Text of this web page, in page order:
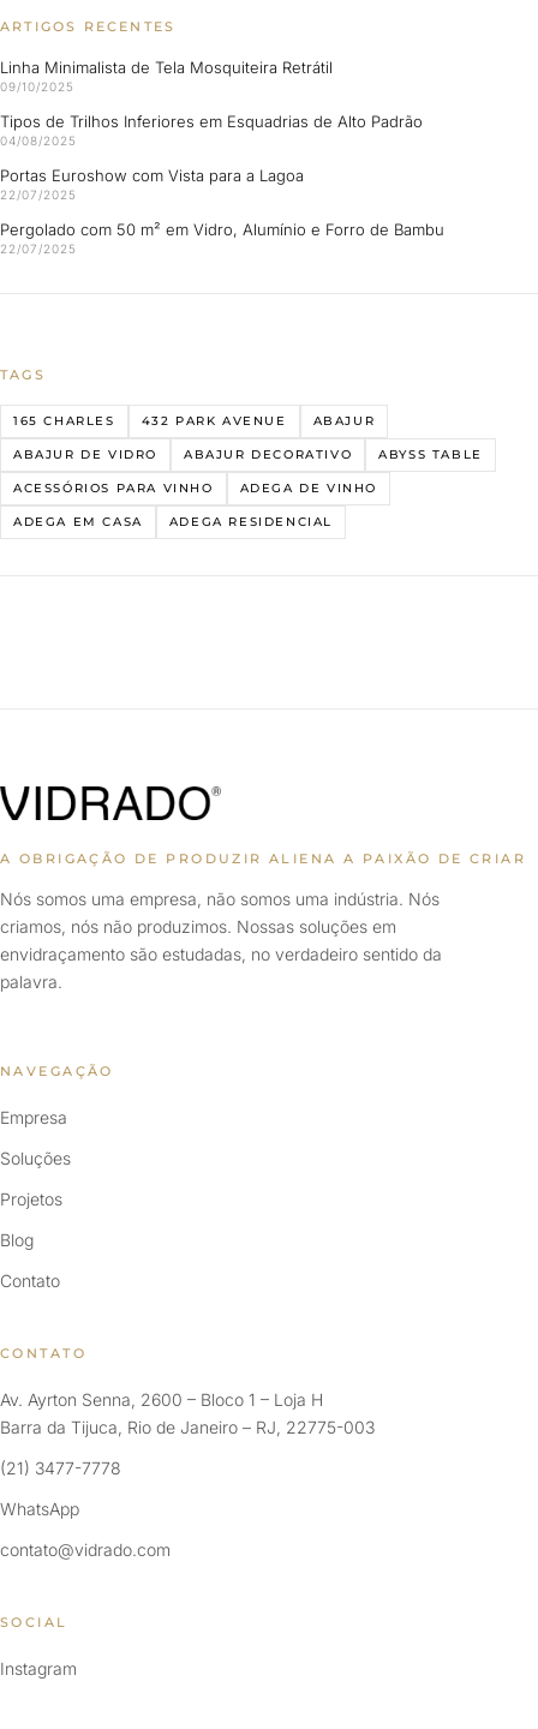
ARTIGOS RECENTES
Linha Minimalista de Tela Mosquiteira Retrátil
09/10/2025
Tipos de Trilhos Inferiores em Esquadrias de Alto Padrão
04/08/2025
Portas Euroshow com Vista para a Lagoa
22/07/2025
Pergolado com 50 m² em Vidro, Alumínio e Forro de Bambu
22/07/2025
TAGS
165 CHARLES 432 PARK AVENUE ABAJUR
ABAJUR DE VIDRO ABAJUR DECORATIVO ABYSS TABLE
ACESSÓRIOS PARA VINHO ADEGA DE VINHO
ADEGA EM CASA ADEGA RESIDENCIAL
A OBRIGAÇÃO DE PRODUZIR ALIENA A PAIXÃO DE CRIAR
Nós somos uma empresa, não somos uma indústria. Nós
criamos, nós não produzimos. Nossas soluções em
envidraçamento são estudadas, no verdadeiro sentido da
palavra.
NAVEGAÇÃO
Empresa
Soluções
Projetos
Blog
Contato
CONTATO
Av. Ayrton Senna, 2600 – Bloco 1 – Loja H
Barra da Tijuca, Rio de Janeiro – RJ, 22775-003
(21) 3477-7778
WhatsApp
contato@vidrado.com
SOCIAL
Instagram